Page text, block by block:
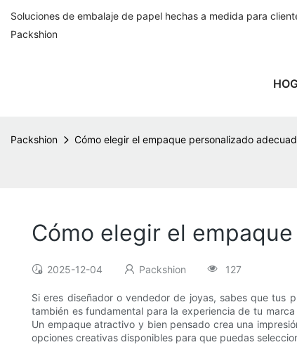
Soluciones de embalaje de papel hechas a medida para
Packshion
Packshion Cómo elegir el empaque personalizado
Cómo elegir el
2025-12-04 Packshion 127
Si eres diseñador o vendedor de joyas, sabes que tus
también es fundamental para la experiencia de tu
Un empaque atractivo y bien pensado crea una
opciones creativas disponibles para que puedas